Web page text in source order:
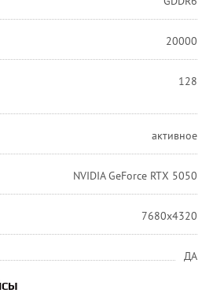
20000
128
активное
NVIDIA GeForce RTX 5050
7680x4320
ДА